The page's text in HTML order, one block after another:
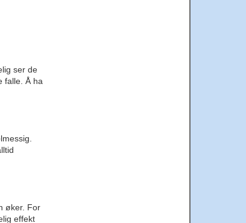
ser de
falle. Å ha
øker. For
effekt